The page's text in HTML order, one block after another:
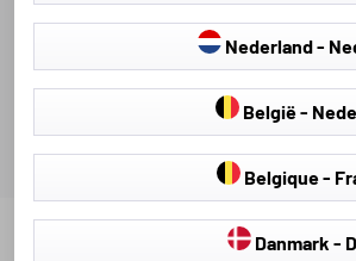
Nederland -
België -
Belgique -
Danmark -